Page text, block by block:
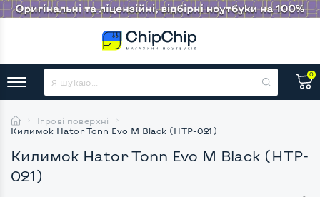
0
Ігрові поверхні
Килимок Hator Tonn Evo M Black (HTP-021)
Килимок Hator Tonn Evo M Black (HTP-
021)